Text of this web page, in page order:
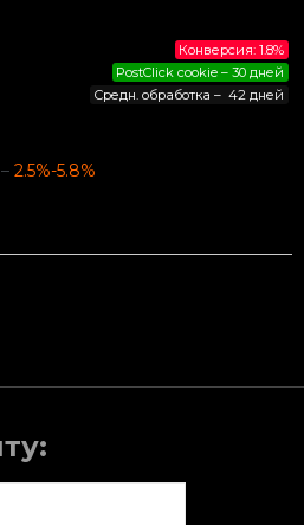
Конверсия: 1.8%
PostClick cookie – 30 дней
Средн. обработка – 42 дней
2.5%-5.8%